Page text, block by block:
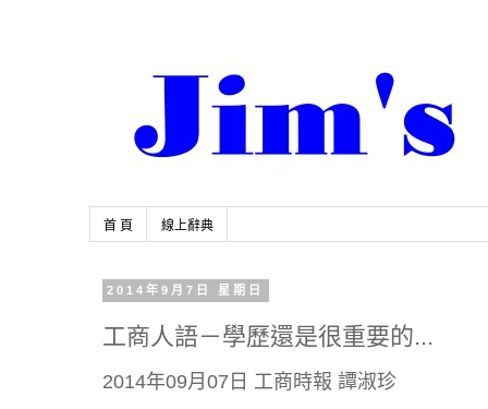
首 頁 線上辭典
2014年9月7日 星期日
工商人語－學歷還是很重要的...
2014年09月07日 工商時報 譚淑珍